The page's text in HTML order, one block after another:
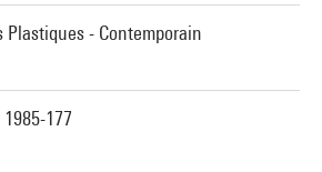
Plastiques - Contemporain
177